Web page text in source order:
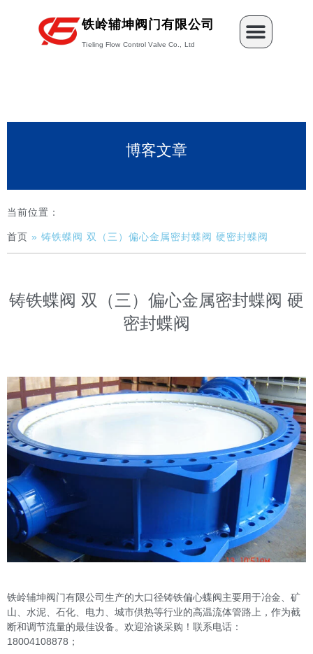
铁岭辅坤阀门有限公司
Tieling Flow Control Valve Co., Ltd
Menu
博客文章
当前位置：
首页 » 铸铁蝶阀 双（三）偏心金属密封蝶阀 硬密封蝶阀
铸铁蝶阀 双（三）偏心金属密封蝶阀 硬
密封蝶阀
铁岭辅坤阀门有限公司生产的大口径铸铁偏心蝶阀主要用于冶金、矿
山、水泥、石化、电力、城市供热等行业的高温流体管路上，作为截
断和调节流量的最佳设备。欢迎洽谈采购！联系电话：
18004108878；